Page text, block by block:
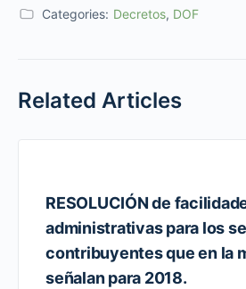
Categories: Decretos, DOF
Related Articles
RESOLUCIÓN de
administrativas para los
contribuyentes que en la
señalan para 2018.